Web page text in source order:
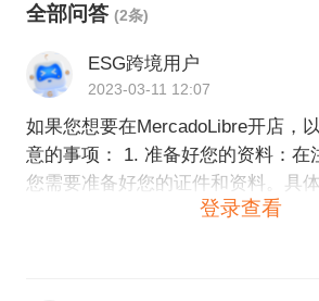
全部问答 (2条)
ESG跨境用户
2023-03-11 12:07
如果您想要在MercadoLibre开店，
意的事项： 1. 准备好您的资料：在注册和开店之前，
您需要准备好您的证件和资料。具
供您的个人身份证明、营业执照、
登录查看